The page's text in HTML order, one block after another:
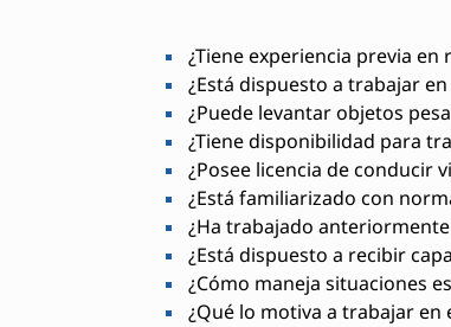
¿Tiene experiencia previa
¿Está dispuesto a trabajar
¿Puede levantar objetos
¿Tiene disponibilidad para
¿Posee licencia de conducir
¿Está familiarizado con
¿Ha trabajado
¿Está dispuesto a recibir
¿Cómo maneja situaciones
¿Qué lo motiva a trabajar en